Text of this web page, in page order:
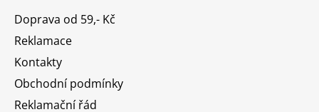
Doprava od 59,- Kč
Reklamace
Kontakty
Obchodní podmínky
Reklamační řád